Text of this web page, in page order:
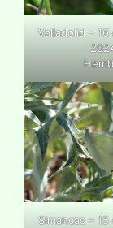
Valladolid –
Simancas –